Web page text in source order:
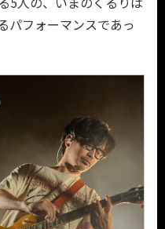
パフォーマンスであっ